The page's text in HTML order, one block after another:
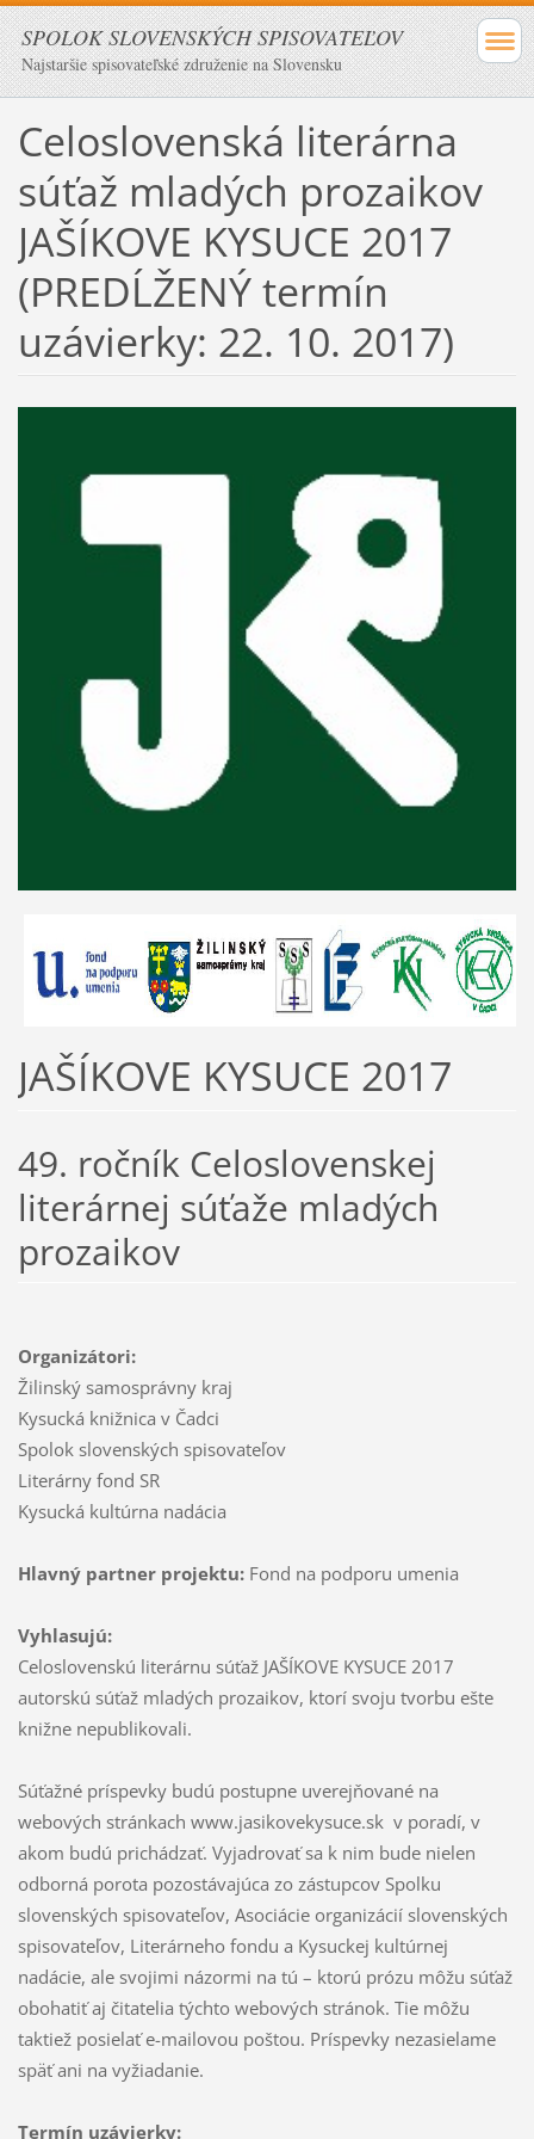
SPOLOK SLOVENSKÝCH SPISOVATEĽOV
Najstaršie spisovateľské združenie na Slovensku
Celoslovenská literárna
súťaž mladých prozaikov
JAŠÍKOVE KYSUCE 2017
(PREDĹŽENÝ termín
uzávierky: 22. 10. 2017)
JAŠÍKOVE KYSUCE 2017
49. ročník Celoslovenskej
literárnej súťaže mladých
prozaikov
Organizátori:
Žilinský samosprávny kraj
Kysucká knižnica v Čadci
Spolok slovenských spisovateľov
Literárny fond SR
Kysucká kultúrna nadácia
Hlavný partner projektu:Fond na podporu umenia
Vyhlasujú:
Celoslovenskú literárnu súťaž JAŠÍKOVE KYSUCE 2017
autorskú súťaž mladých prozaikov, ktorí svoju tvorbu ešte
knižne nepublikovali.
Súťažné príspevky budú postupne uverejňované na
webových stránkach www.jasikovekysuce.sk v poradí, v
akom budú prichádzať. Vyjadrovať sa k nim bude nielen
odborná porota pozostávajúca zo zástupcov Spolku
slovenských spisovateľov, Asociácie organizácií slovenských
spisovateľov, Literárneho fondu a Kysuckej kultúrnej
nadácie, ale svojimi názormi na tú – ktorú prózu môžu súťaž
obohatiť aj čitatelia týchto webových stránok. Tie môžu
taktiež posielať e-mailovou poštou. Príspevky nezasielame
späť ani na vyžiadanie.
Termín uzávierky: